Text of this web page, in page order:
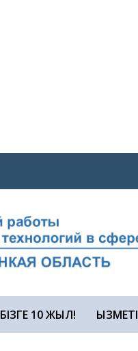
БІЗГЕ 10 ЖЫЛ! ҚЫЗМЕТІ